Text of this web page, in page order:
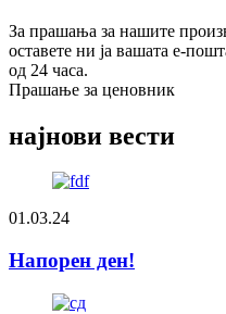
За прашања за нашите
оставете ни ја вашата е-
од 24 часа.
Прашање за ценовник
најнови вести
01.03.24
Напорен ден!